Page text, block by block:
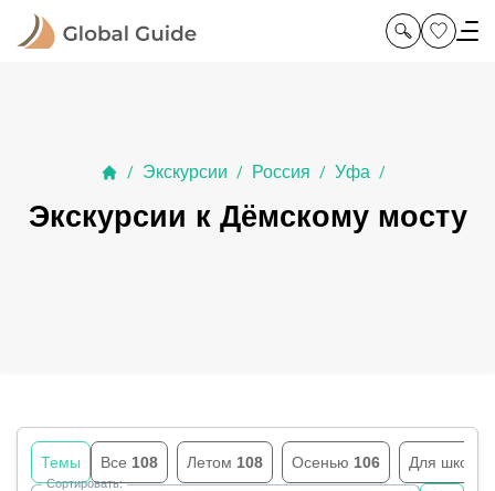
/ Экскурсии / Россия / Уфа /
Экскурсии к Дёмскому мосту
Темы Все 108 Летом 108 Осенью 106 Для
Сортировать: